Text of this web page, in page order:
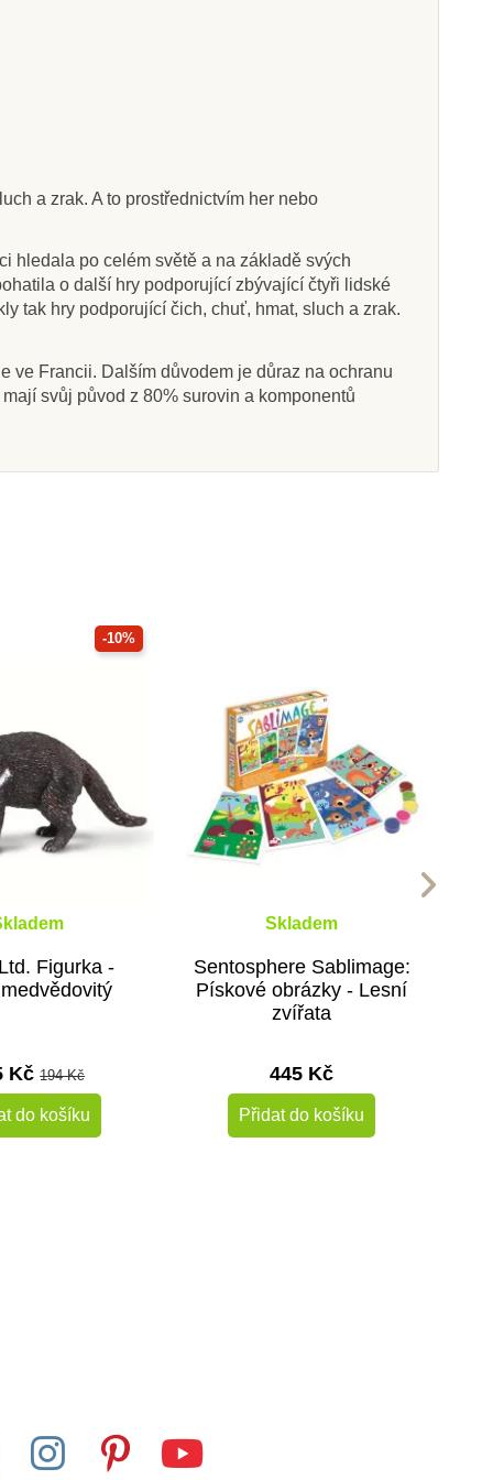
a zrak. A to prostřednictvím her nebo
hledala po celém světě a na základě svých
o další hry podporující zbývající čtyři lidské
tak hry podporující čich, chuť, hmat, sluch a zrak.
ve Francii. Dalším důvodem je důraz na ochranu
svůj původ z 80% surovin a komponentů
-10%
Figurka -
Kč194 Kč
do košíku
Skladem
Sentosphere Sablimage:
Pískové obrázky - Lesní
zvířata
445 Kč
Přidat do košíku
Skladem